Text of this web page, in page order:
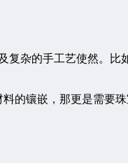
杂的手工艺使然。比
的镶嵌，那更是需要